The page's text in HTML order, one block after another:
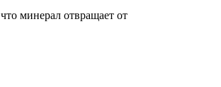
минерал отвращает от